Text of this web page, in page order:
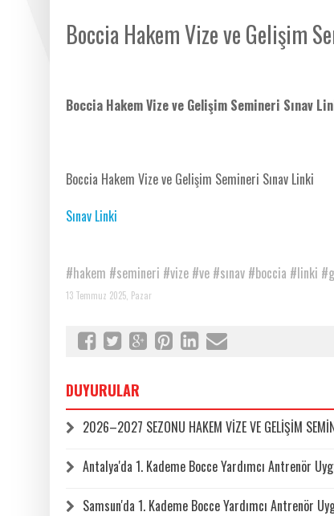
Boccia Hakem Vize ve Gelişim
Boccia Hakem Vize ve Gelişim Semineri Sınav
Boccia Hakem Vize ve Gelişim Semineri Sınav Linki
Sınav Linki
#hakem #semineri #vize #ve #sınav #boccia #linki
13 Temmuz 2025, Pazar
DUYURULAR
2026–2027 SEZONU HAKEM VİZE VE GELİŞİM
Antalya'da 1. Kademe Bocce Yardımcı Antrenör
Samsun'da 1. Kademe Bocce Yardımcı Antrenör